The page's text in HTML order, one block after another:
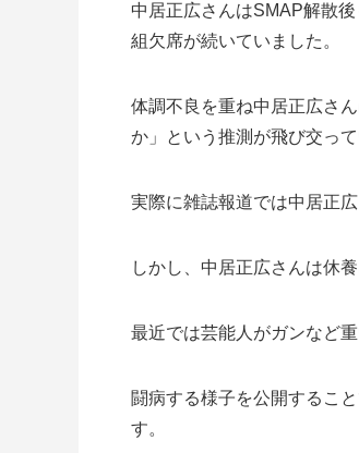
中居正広さんはSMAP解散
組欠席が続いていました。
体調不良を重ね中居正広さ
か」
という推測が飛び交って
実際に雑誌報道では中居正
しかし、中居正広さんは休
最近では芸能人がガンなど
闘病する様子を公開するこ
す。